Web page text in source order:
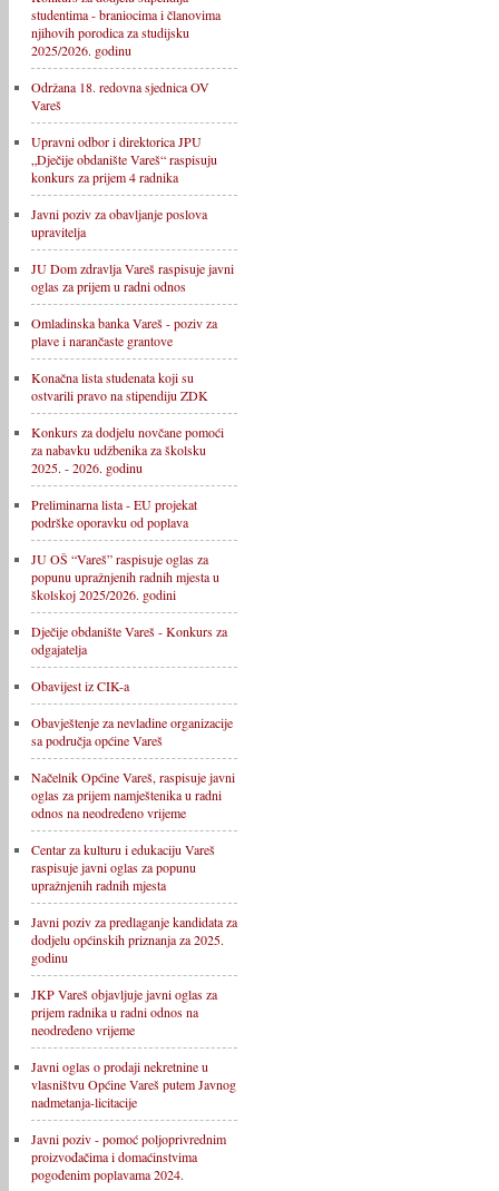
studentima - braniocima i članovima
njihovih porodica za studijsku
2025/2026. godinu
Održana 18. redovna sjednica OV
Vareš
Upravni odbor i direktorica JPU
„Dječije obdanište Vareš“ raspisuju
konkurs za prijem 4 radnika
Javni poziv za obavljanje poslova
upravitelja
JU Dom zdravlja Vareš raspisuje javni
oglas za prijem u radni odnos
Omladinska banka Vareš - poziv za
plave i narančaste grantove
Konačna lista studenata koji su
ostvarili pravo na stipendiju ZDK
Konkurs za dodjelu novčane pomoći
za nabavku udžbenika za školsku
2025. - 2026. godinu
Preliminarna lista - EU projekat
podrške oporavku od poplava
JU OŠ “Vareš” raspisuje oglas za
popunu upražnjenih radnih mjesta u
školskoj 2025/2026. godini
Dječije obdanište Vareš - Konkurs za
odgajatelja
Obavijest iz CIK-a
Obavještenje za nevladine organizacije
sa područja općine Vareš
Načelnik Općine Vareš, raspisuje javni
oglas za prijem namještenika u radni
odnos na neodređeno vrijeme
Centar za kulturu i edukaciju Vareš
raspisuje javni oglas za popunu
upražnjenih radnih mjesta
Javni poziv za predlaganje kandidata za
dodjelu općinskih priznanja za 2025.
godinu
JKP Vareš objavljuje javni oglas za
prijem radnika u radni odnos na
neodređeno vrijeme
Javni oglas o prodaji nekretnine u
vlasništvu Općine Vareš putem Javnog
nadmetanja-licitacije
Javni poziv - pomoć poljoprivrednim
proizvođačima i domaćinstvima
pogođenim poplavama 2024.